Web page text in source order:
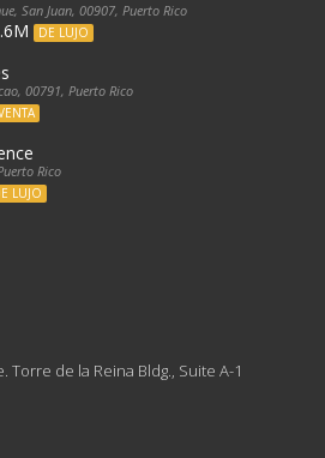
San Juan, 00907, Puerto Rico
DE LUJO
00791, Puerto Rico
Rico
LUJO
Torre de la Reina Bldg., Suite A-1